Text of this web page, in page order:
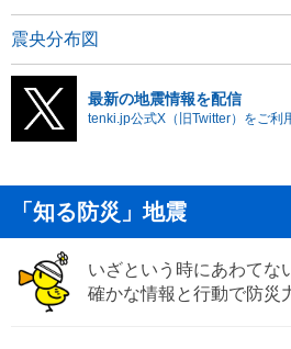
震央分布図
最新の地震情報を配信
tenki.jp公式X（旧Twitter）をご利
「知る防災」地震
いざという時にあわてな
確かな情報と行動で防災